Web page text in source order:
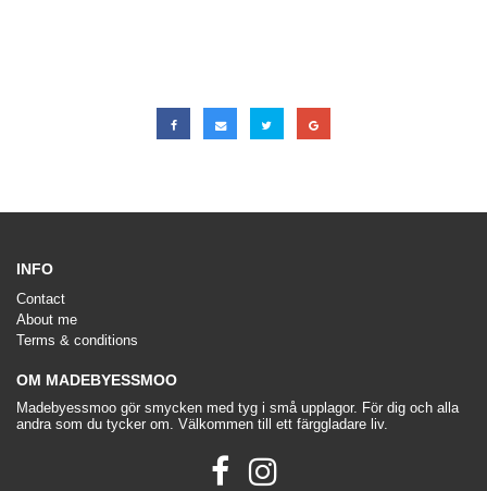
INFO
Contact
About me
Terms & conditions
OM MADEBYESSMOO
Madebyessmoo gör smycken med tyg i små upplagor. För dig och alla
andra som du tycker om. Välkommen till ett färggladare liv.